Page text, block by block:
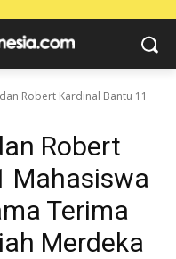
Robert Kardinal Bantu 11
Robert
Mahasiswa
Terima
Merdeka